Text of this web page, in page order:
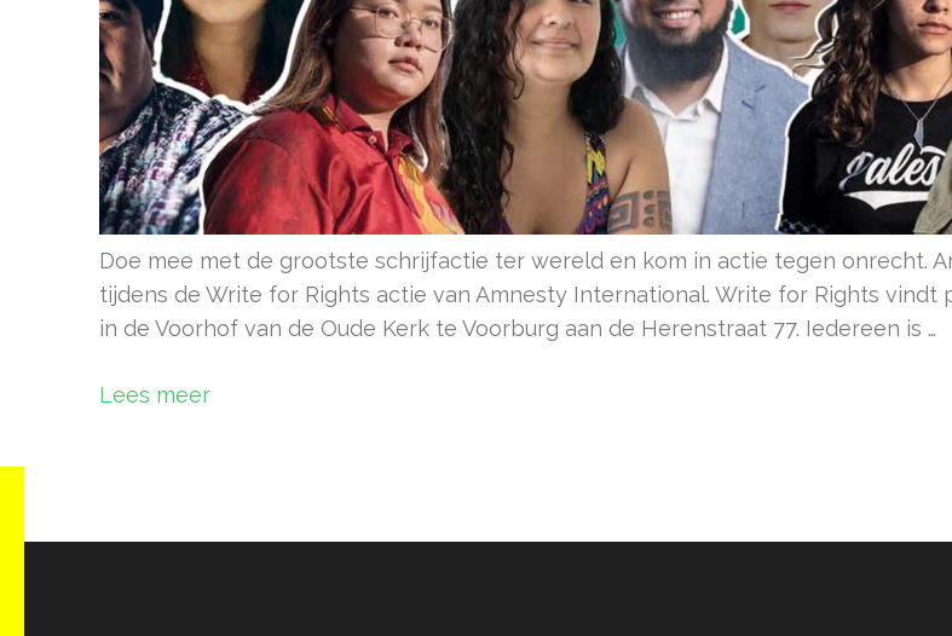
Doe mee met de grootste schrijfactie ter wereld en kom in actie tegen onrecht.
tijdens de Write for Rights actie van Amnesty International. Write for Rights vindt
in de Voorhof van de Oude Kerk te Voorburg aan de Herenstraat 77. Iedereen is …
Lees meer